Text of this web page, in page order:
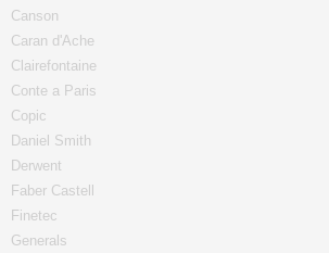
Canson
Caran d'Ache
Clairefontaine
Conte a Paris
Copic
Daniel Smith
Derwent
Faber Castell
Finetec
Generals